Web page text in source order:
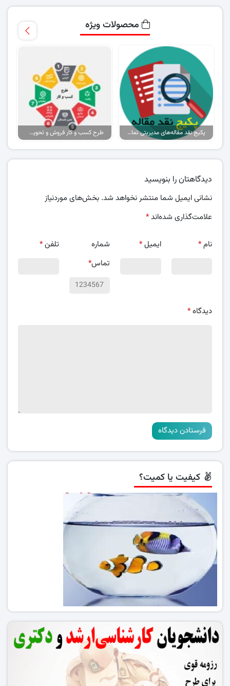
محصولات ویژه
پکیج نقد مقاله‌های مدیریتی تمام گرایش‌ها طرح کسب و کار فروش و تحویل پیتزا در ایران
دیدگاهتان را بنویسید
نشانی ایمیل شما منتشر نخواهد شد. بخش‌های موردنیاز
علامت‌گذاری شده‌اند*
نام* ایمیل*
شماره
تماس*
تلفن*
دیدگاه*
کیفیت یا کمیت؟